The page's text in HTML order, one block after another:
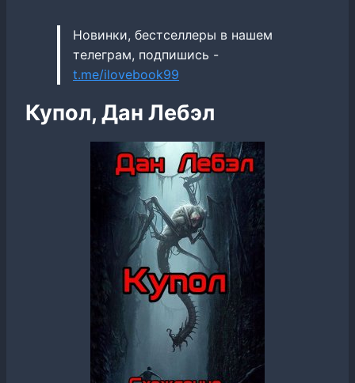
Новинки, бестселлеры в нашем
телеграм, подпишись -
t.me/ilovebook99
Купол, Дан Лебэл